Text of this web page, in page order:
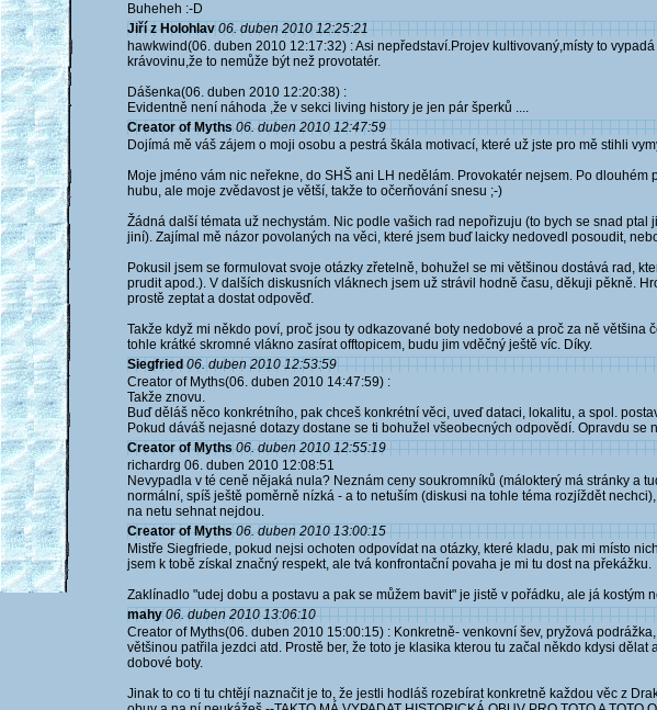
Buheheh :-D
Jiří z Holohlav 06. duben 2010 12:25:21
hawkwind(06. duben 2010 12:17:32) : Asi nepředstaví.Projev kultivovaný,místy to
krávovinu,že to nemůže být než provotatér.
Dášenka(06. duben 2010 12:20:38) :
Evidentně není náhoda ,že v sekci living history je jen pár šperků ....
Creator of Myths 06. duben 2010 12:47:59
Dojímá mě váš zájem o moji osobu a pestrá škála motivací, které už jste pro mě stihli
Moje jméno vám nic neřekne, do SHŠ ani LH nedělám. Provokatér nejsem. Po
hubu, ale moje zvědavost je větší, takže to očerňování snesu ;-)
Žádná další témata už nechystám. Nic podle vašich rad nepořizuju (to bych se snad
jiní). Zajímal mě názor povolaných na věci, které jsem buď laicky nedovedl posoudit,
Pokusil jsem se formulovat svoje otázky zřetelně, bohužel se mi většinou dostává rad,
prudit apod.). V dalších diskusních vláknech jsem už strávil hodně času, děkuji pěkně.
prostě zeptat a dostat odpověď.
Takže když mi někdo poví, proč jsou ty odkazované boty nedobové a proč za ně
tohle krátké skromné vlákno zasírat offtopicem, budu jim vděčný ještě víc. Díky.
Siegfried 06. duben 2010 12:53:59
Creator of Myths(06. duben 2010 14:47:59) :
Takže znovu.
Buď děláš něco konkrétního, pak chceš konkrétní věci, uveď dataci, lokalitu, a spol.
Pokud dáváš nejasné dotazy dostane se ti bohužel všeobecných odpovědí. Opravdu se
Creator of Myths 06. duben 2010 12:55:19
richardrg 06. duben 2010 12:08:51
Nevypadla v té ceně nějaká nula? Neznám ceny soukromníků (málokterý má stránky a
normální, spíš ještě poměrně nízká - a to netuším (diskusi na tohle téma rozjíždět
na netu sehnat nejdou.
Creator of Myths 06. duben 2010 13:00:15
Mistře Siegfriede, pokud nejsi ochoten odpovídat na otázky, které kladu, pak mi místo
jsem k tobě získal značný respekt, ale tvá konfrontační povaha je mi tu dost na překážku.
Zaklínadlo "udej dobu a postavu a pak se můžem bavit" je jistě v pořádku, ale já
mahy 06. duben 2010 13:06:10
Creator of Myths(06. duben 2010 15:00:15) : Konkretně- venkovní šev, pryžová
většinou patřila jezdci atd. Prostě ber, že toto je klasika kterou tu začal někdo kdysi
dobové boty.
Jinak to co ti tu chtějí naznačit je to, že jestli hodláš rozebírat konkretně každou věc z